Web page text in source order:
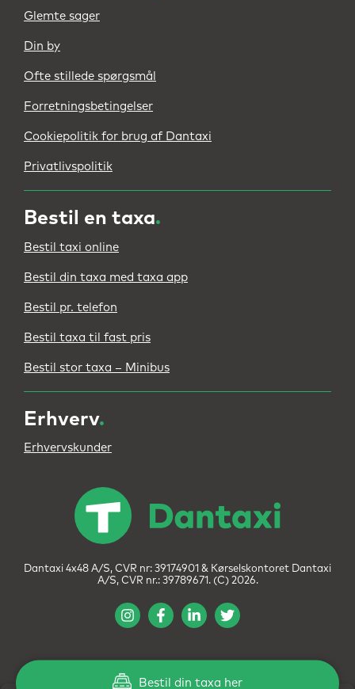
Glemte sager
Din by
Ofte stillede spørgsmål
Forretningsbetingelser
Cookiepolitik for brug af Dantaxi
Privatlivspolitik
Bestil en taxa.
Bestil taxi online
Bestil din taxa med taxa app
Bestil pr. telefon
Bestil taxa til fast pris
Bestil stor taxa – Minibus
Erhverv.
Erhvervskunder
Dantaxi 4x48 A/S, CVR nr: 39174901 & Kørselskontoret Dantaxi
A/S, CVR nr.: 39789671. (C) 2026.
Bestil din taxa her